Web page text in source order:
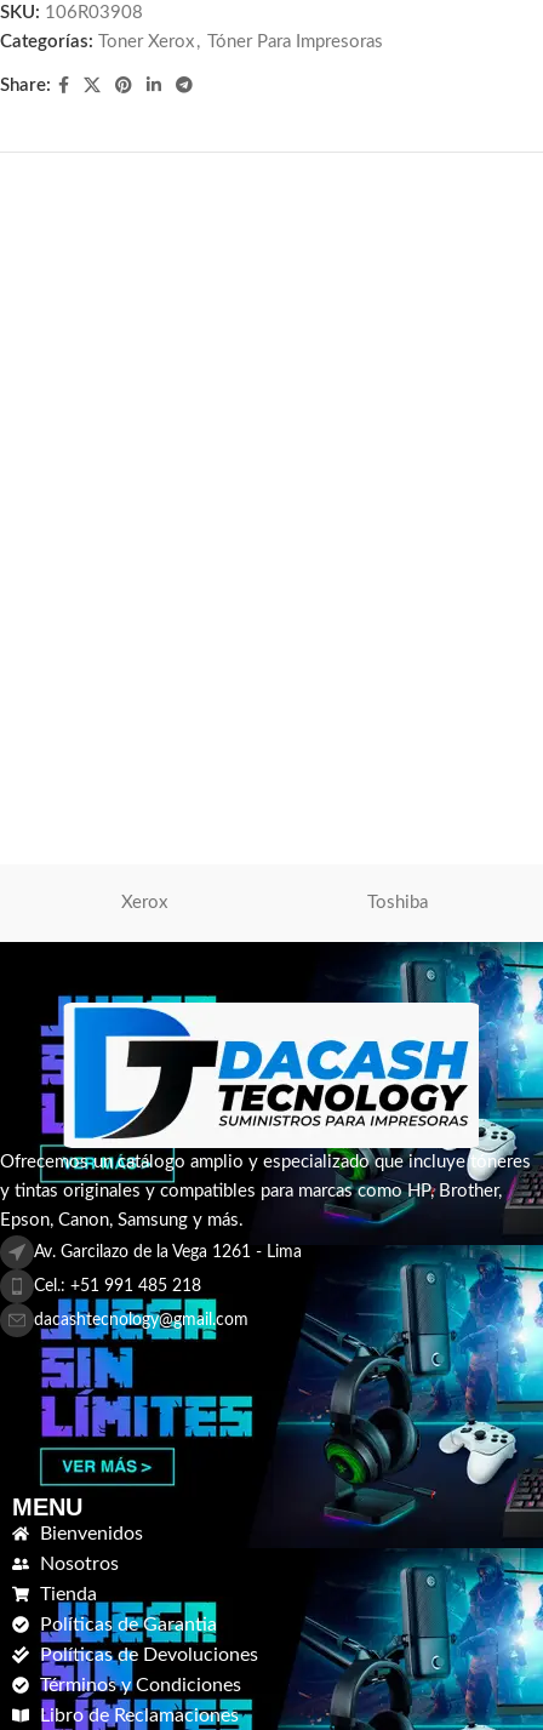
SKU: 106R03908
Categorías:
Toner Xerox , Tóner Para Impresoras
Share:
Xerox Toshiba
Ofrecemos un catálogo amplio y especializado que incluye tóneres
y tintas originales y compatibles para marcas como HP, Brother,
Epson, Canon, Samsung y más.
Av. Garcilazo de la Vega 1261 - Lima
Cel.: +51 991 485 218
dacashtecnology@gmail.com
MENU
Bienvenidos
Nosotros
Tienda
Políticas de Garantia
Políticas de Devoluciones
Términos y Condiciones
Libro de Reclamaciones